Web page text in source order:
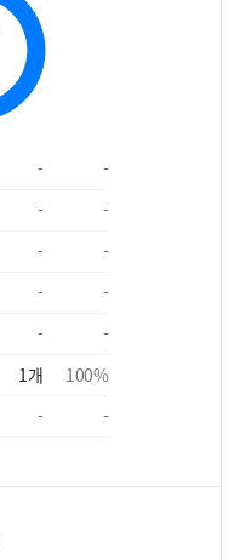
-
-
-
-
-
-
-
-
-
-
1개 100%
- -